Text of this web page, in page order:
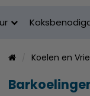
Koelen en